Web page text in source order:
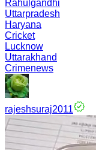
Rahulgandhi
Uttarpradesh
Haryana
Cricket
Lucknow
Uttarakhand
Crimenews
rajeshsuraj2011